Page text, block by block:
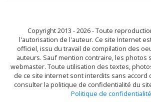
Copyright 2013 - 2026 - Toute
l'autorisation de l'auteur. Ce site Internet
officiel, issu du travail de compilation des
auteurs. Sauf mention contraire, les photos
webmaster. Toute utilisation des textes,
de ce site internet sont interdits sans accord
consulter la politique de confidentialité du
Politique de confidentialité